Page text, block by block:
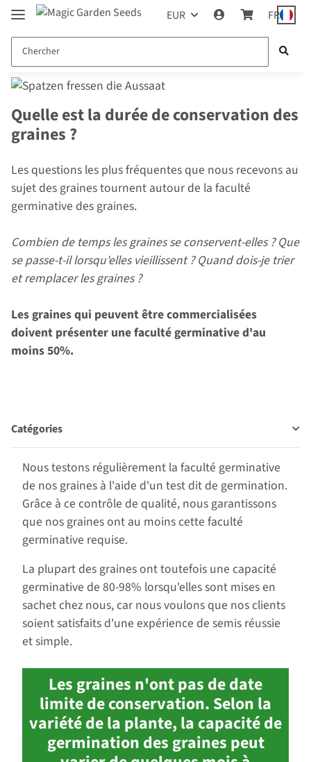
EUR FR
Quelle est la durée de conservation des
graines ?
Les questions les plus fréquentes que nous recevons au
sujet des graines tournent autour de la faculté
germinative des graines.
Combien de temps les graines se conservent-elles ? Que
se passe-t-il lorsqu'elles vieillissent ? Quand dois-je trier
et remplacer les graines ?
Les graines qui peuvent être commercialisées
doivent présenter une faculté germinative d'au
moins 50%.
Catégories
Nous testons régulièrement la faculté germinative
de nos graines à l'aide d'un test dit de germination.
Grâce à ce contrôle de qualité, nous garantissons
que nos graines ont au moins cette faculté
germinative requise.
La plupart des graines ont toutefois une capacité
germinative de 80-98% lorsqu'elles sont mises en
sachet chez nous, car nous voulons que nos clients
soient satisfaits d'une expérience de semis réussie
et simple.
Les graines n'ont pas de date
limite de conservation. Selon la
variété de la plante, la capacité de
germination des graines peut